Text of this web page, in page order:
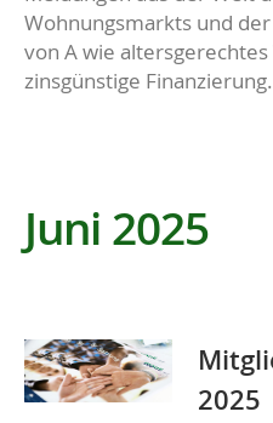
Wohnungsmarkts und
von A wie
zinsgünstige Finanzierung.
Juni 2025
2025